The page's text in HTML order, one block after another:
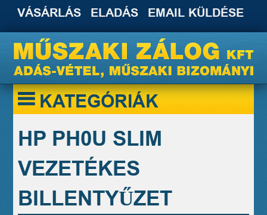
VÁSÁRLÁS ELADÁS EMAIL KÜLDÉSE
KATEGÓRIÁK
HP PH0U SLIM
VEZETÉKES
BILLENTYŰZET